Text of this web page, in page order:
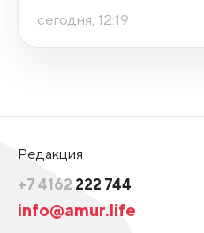
сегодня, 12:19
Редакция
+7 4162 222 744
info@amur.life